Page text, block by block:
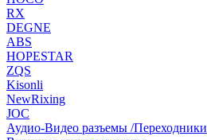
RX
DEGNE
ABS
HOPESTAR
ZQS
Kisonli
NewRixing
JOC
Аудио-Видео разъемы /Переходники